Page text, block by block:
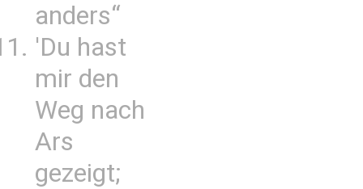
anders“
'Du hast
mir den
Weg nach
Ars
gezeigt;